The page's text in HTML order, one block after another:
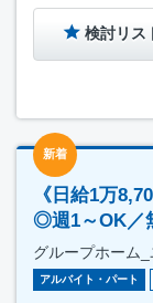
検討リス
新着
《日給1万
◎週1～OK／
グループホーム
アルバイト・パート